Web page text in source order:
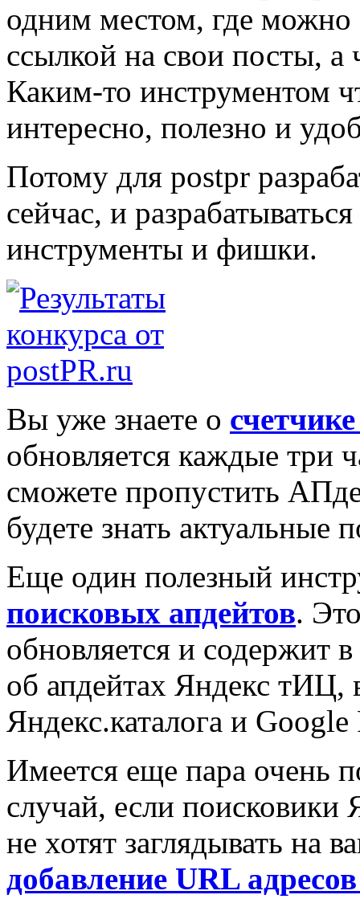
одним местом, где можно
ссылкой на свои посты, а
Каким-то инструментом
интересно, полезно и
Потому для postpr
сейчас, и
инструменты и фишки.
Вы уже знаете о
обновляется каждые три
сможете пропустить
будете знать актуальные
Еще один полезный
поисковых апдейтов.
обновляется и содержит
об апдейтах Яндекс тИЦ,
Яндекс.каталога и Google
Имеется еще пара очень
случай, если поисковики
не хотят заглядывать на
добавление URL